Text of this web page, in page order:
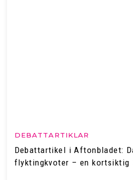
DEBATTARTIKLAR
Debattartikel i Aftonbladet:
flyktingkvoter – en kortsiktig